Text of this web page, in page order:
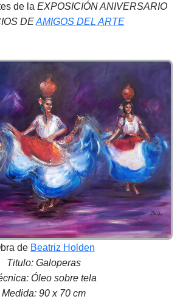
de la EXPOSICIÓN ANIVERSARIO
DEAMIGOS DEL ARTE
de Beatriz Holden
Titulo: Galoperas
Óleo sobre tela
Medida: 90 x 70 cm